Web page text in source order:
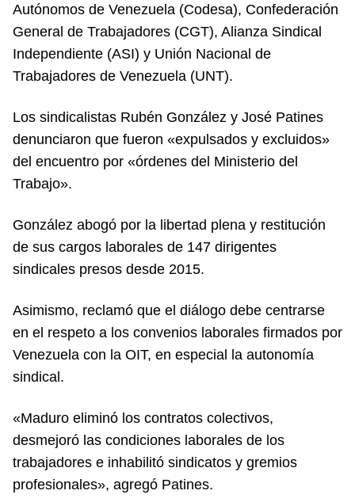
Autónomos de Venezuela (Codesa), Confederación
General de Trabajadores (CGT), Alianza Sindical
Independiente (ASI) y Unión Nacional de
Trabajadores de Venezuela (UNT).
Los sindicalistas Rubén González y José Patines
denunciaron que fueron «expulsados y excluidos»
del encuentro por «órdenes del Ministerio del
Trabajo».
González abogó por la libertad plena y restitución
de sus cargos laborales de 147 dirigentes
sindicales presos desde 2015.
Asimismo, reclamó que el diálogo debe centrarse
en el respeto a los convenios laborales firmados por
Venezuela con la OIT, en especial la autonomía
sindical.
«Maduro eliminó los contratos colectivos,
desmejoró las condiciones laborales de los
trabajadores e inhabilitó sindicatos y gremios
profesionales», agregó Patines.